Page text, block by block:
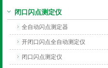
上海旺徐电气有限公司
闭口闪点测定仪
全自动闪点测定器
开闭口闪点全自动测定仪
闭口闪点测定仪